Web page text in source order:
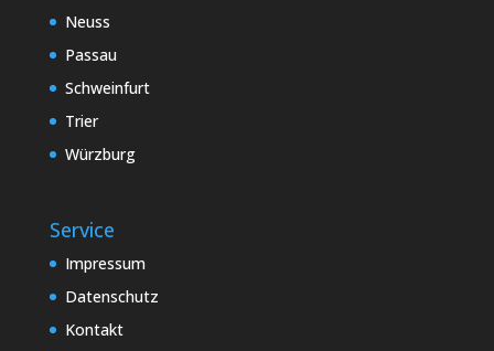
Neuss
Passau
Schweinfurt
Trier
Würzburg
Service
Impressum
Datenschutz
Kontakt